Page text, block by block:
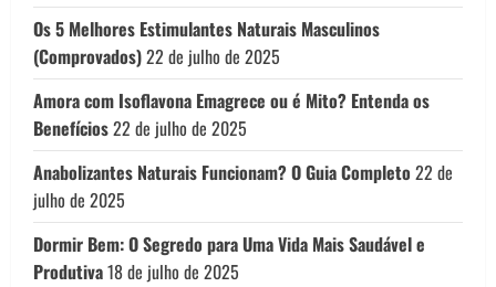
Os 5 Melhores Estimulantes Naturais Masculinos
(Comprovados)22 de julho de 2025
Amora com Isoflavona Emagrece ou é Mito? Entenda os
Benefícios22 de julho de 2025
Anabolizantes Naturais Funcionam? O Guia Completo 22 de
julho de 2025
Dormir Bem: O Segredo para Uma Vida Mais Saudável e
Produtiva18 de julho de 2025